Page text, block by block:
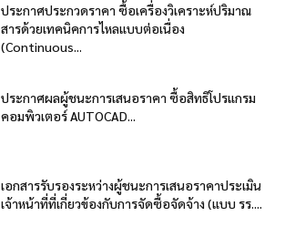
ประกาศประกวดราคา ซื้อเครื่องวิเคราะห์ปริมาณ
สารด้วยเทคนิคการไหลแบบต่อเนื่อง
(Continuous...
ประกาศผลผู้ชนะการเสนอราคา ซื้อสิทธิโปรแกรม
คอมพิวเตอร์ AUTOCAD...
เอกสารรับรองระหว่างผู้ชนะการเสนอราคาประเมิน
เจ้าหน้าที่ที่เกี่ยวข้องกับการจัดซื้อจัดจ้าง (แบบ รร....